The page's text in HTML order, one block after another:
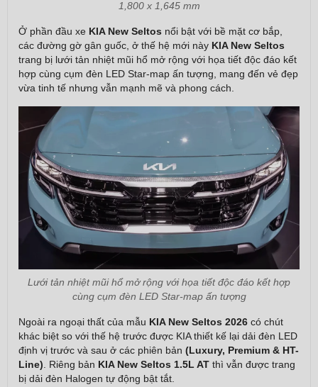
1,800 x 1,645 mm
Ở phần đầu xe KIA New Seltos nổi bật với bề mặt cơ bắp,
các đường gờ gân guốc, ở thế hệ mới này KIA New Seltos
trang bị lưới tản nhiệt mũi hổ mở rộng với họa tiết độc đáo kết
hợp cùng cụm đèn LED Star-map ấn tượng, mang đến vẻ đẹp
vừa tinh tế nhưng vẫn mạnh mẽ và phong cách.
Lưới tản nhiệt mũi hổ mở rộng với họa tiết độc đáo kết hợp
cùng cụm đèn LED Star-map ấn tượng
Ngoài ra ngoại thất của mẫu KIA New Seltos 2026 có chút
khác biệt so với thế hệ trước được KIA thiết kế lại dải đèn LED
định vị trước và sau ở các phiên bản (Luxury, Premium & HT-
Line). Riêng bản KIA New Seltos 1.5L AT thì vẫn được trang
bị dải đèn Halogen tự động bật tắt.